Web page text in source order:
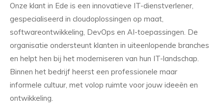
Onze klant in Ede is een innovatieve IT-dienstverlener,
gespecialiseerd in cloudoplossingen op maat,
softwareontwikkeling, DevOps en AI-toepassingen. De
organisatie ondersteunt klanten in uiteenlopende branches
en helpt hen bij het moderniseren van hun IT-landschap.
Binnen het bedrijf heerst een professionele maar
informele cultuur, met volop ruimte voor jouw ideeën en
ontwikkeling.